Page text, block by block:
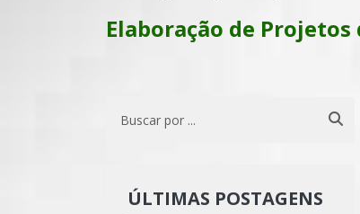
Elaboração de Projetos
ÚLTIMAS POSTAGENS